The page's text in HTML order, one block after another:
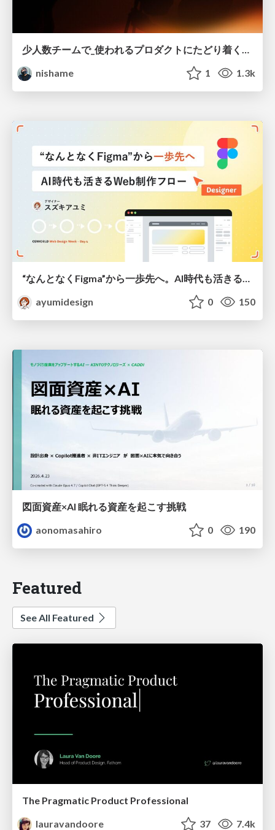
少人数チームで_使われるプロダクトにたどり着くための_デザインハーネス.pdf
nishame
1 1.3k
ayumidesign
0 150
図面資産×AI 眠れる資産を起こす挑戦
aonomasahiro
0 190
Featured
See All Featured
The Pragmatic Product Professional
lauravandoore
37 7.4k